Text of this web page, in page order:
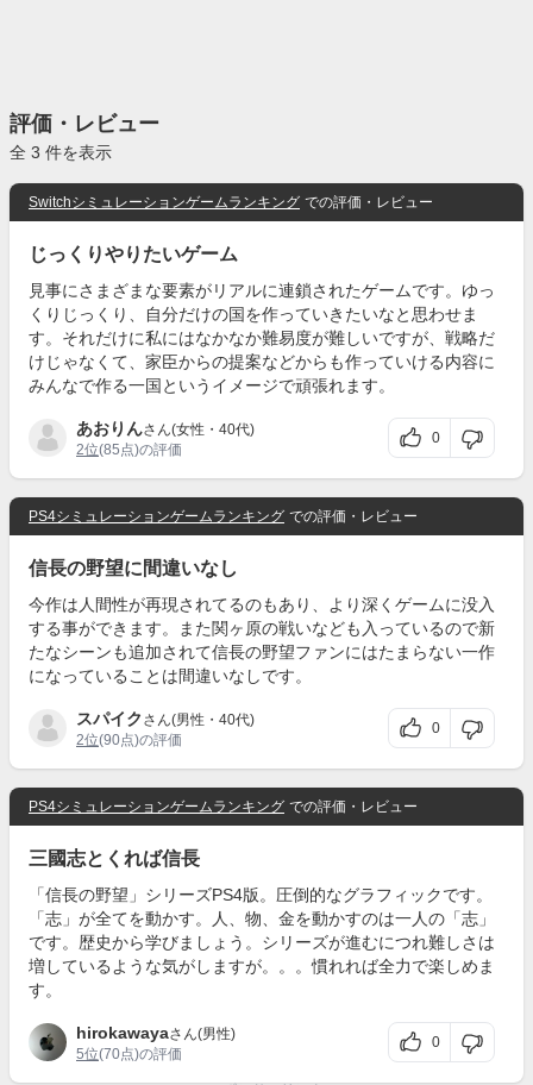
評価・レビュー
全 3 件を表示
Switchシミュレーションゲームランキング での評価・レビュー
じっくりやりたいゲーム
見事にさまざまな要素がリアルに連鎖されたゲームです。ゆっ
くりじっくり、自分だけの国を作っていきたいなと思わせま
す。それだけに私にはなかなか難易度が難しいですが、戦略だ
けじゃなくて、家臣からの提案などからも作っていける内容に
みんなで作る一国というイメージで頑張れます。
あおりんさん(女性・40代)
2位(85点)の評価
0
PS4シミュレーションゲームランキング での評価・レビュー
信長の野望に間違いなし
今作は人間性が再現されてるのもあり、より深くゲームに没入
する事ができます。また関ヶ原の戦いなども入っているので新
たなシーンも追加されて信長の野望ファンにはたまらない一作
になっていることは間違いなしです。
スパイク さん(男性・40代)
2位(90点)の評価
0
PS4シミュレーションゲームランキング での評価・レビュー
三國志とくれば信長
「信長の野望」シリーズPS4版。圧倒的なグラフィックです。
「志」が全てを動かす。人、物、金を動かすのは一人の「志」
です。歴史から学びましょう。シリーズが進むにつれ難しさは
増しているような気がしますが。。。慣れれば全力で楽しめま
す。
hirokawayaさん(男性)
5位(70点)の評価
0